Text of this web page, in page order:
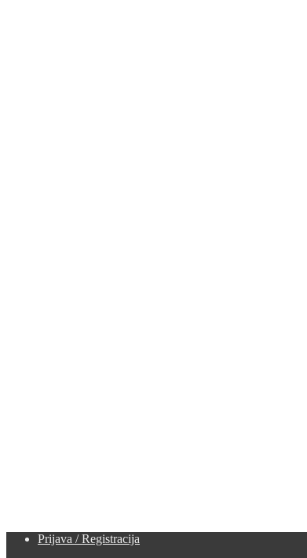
Prijava / Registracija